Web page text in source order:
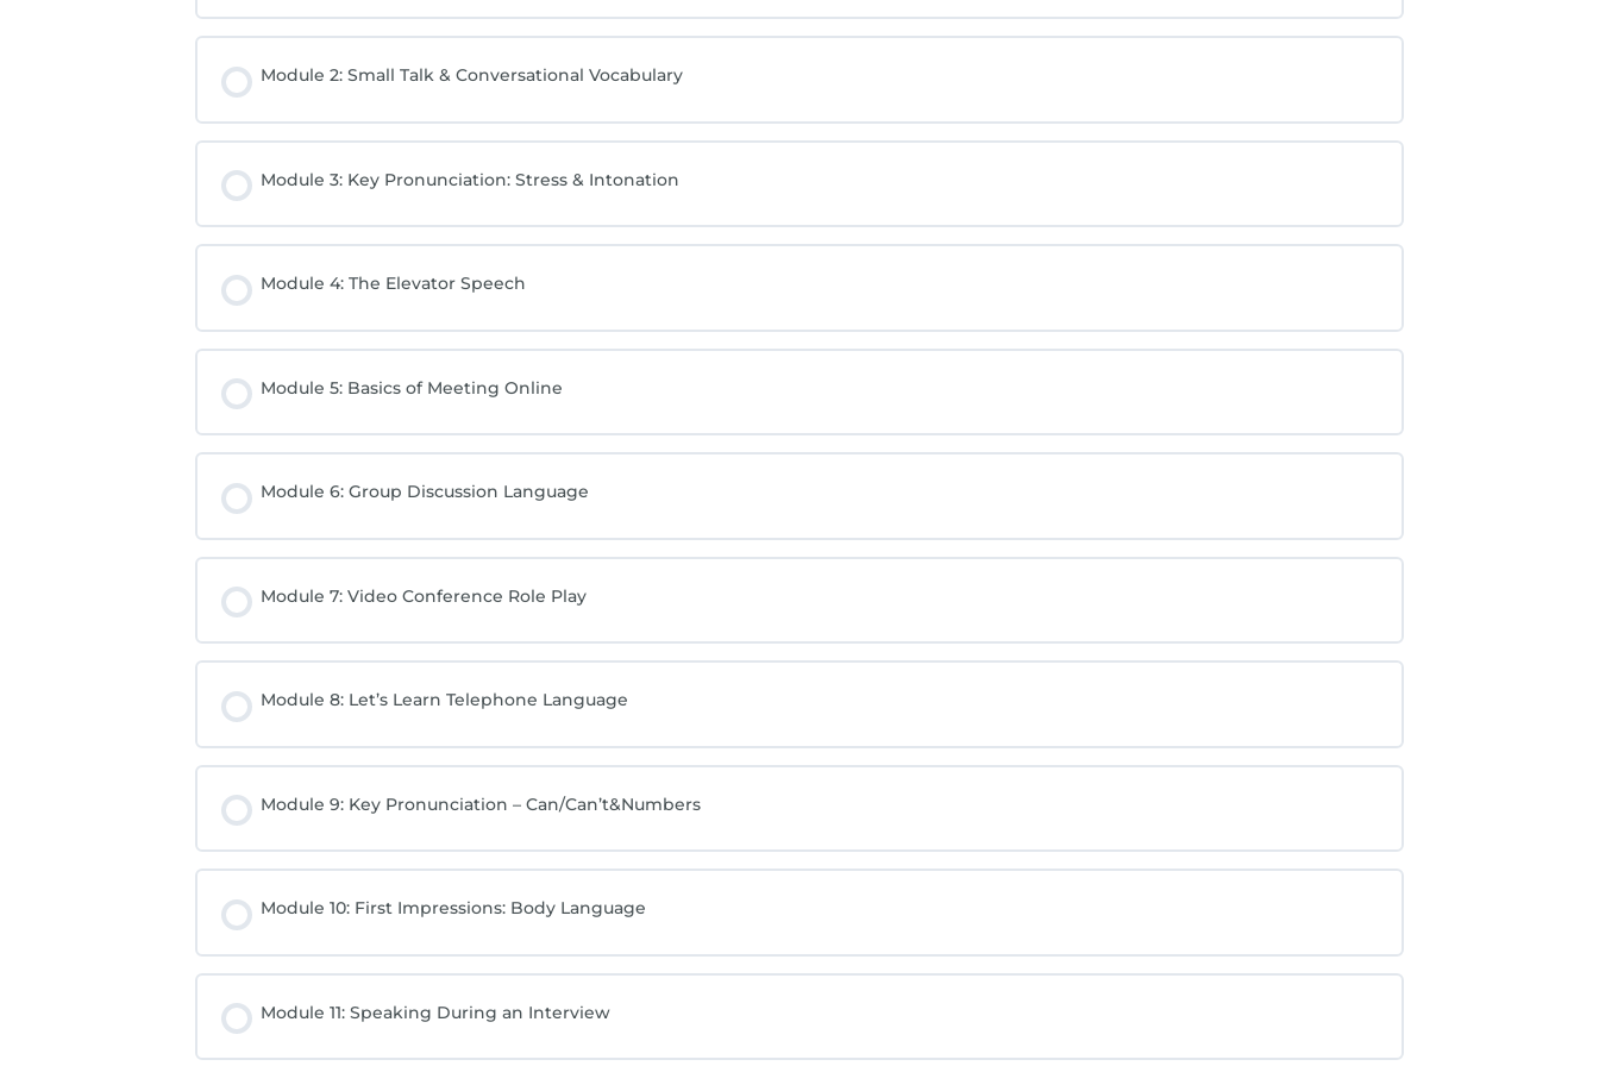
Module 2: Small Talk & Conversational Vocabulary
Module 3: Key Pronunciation: Stress & Intonation
Module 4: The Elevator Speech
Module 5: Basics of Meeting Online
Module 6: Group Discussion Language
Module 7: Video Conference Role Play
Module 8: Let’s Learn Telephone Language
Module 9: Key Pronunciation – Can/Can’t&Numbers
Module 10: First Impressions: Body Language
Module 11: Speaking During an Interview